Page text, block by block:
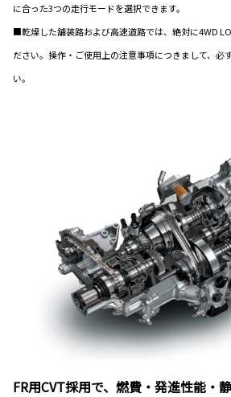
に合った3つの走行モードを選択できます。
■乾燥した舗装路および高速道路では、絶対に4WD
ださい。操作・ご使用上の注意事項につきまして、必
い。
FR用CVT採用で、燃費・発進性能・